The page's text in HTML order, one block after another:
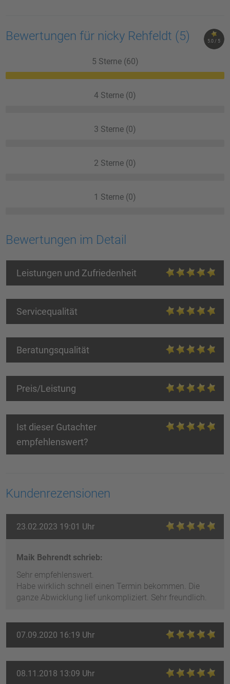
5.0 / 5
Bewertungen für nicky Rehfeldt (5)
5 Sterne (60)
4 Sterne (0)
3 Sterne (0)
2 Sterne (0)
1 Sterne (0)
Bewertungen im Detail
Leistungen und Zufriedenheit
Servicequalität
Beratungsqualität
Preis/Leistung
Ist dieser Gutachter
empfehlenswert?
Kundenrezensionen
23.02.2023 19:01 Uhr
Maik Behrendt schrieb:
Sehr empfehlenswert.
Habe wirklich schnell einen Termin bekommen. Die
ganze Abwicklung lief unkompliziert. Sehr freundlich.
07.09.2020 16:19 Uhr
08.11.2018 13:09 Uhr